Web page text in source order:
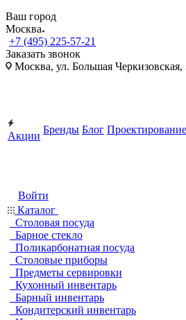
Ваш город
Москва
+7 (495) 225-57-21
Заказать звонок
Москва, ул. Большая
Акции
Бренды Блог Проектирование
Войти
Каталог
Столовая посуда
Барное стекло
Поликарбонатная посуда
Столовые приборы
Предметы сервировки
Кухонный инвентарь
Барный инвентарь
Кондитерский инвентарь